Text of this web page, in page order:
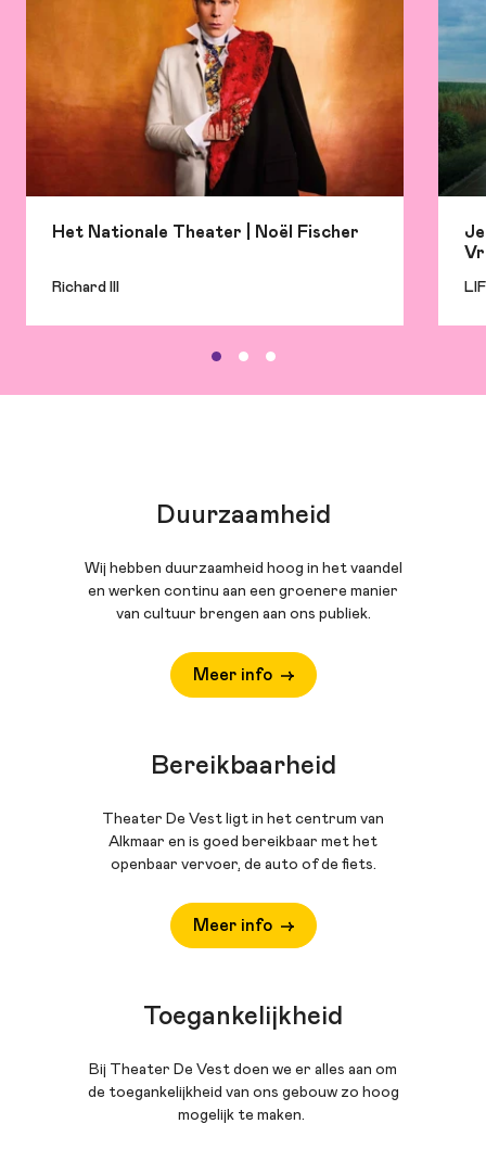
Het Nationale Theater | Noël Fischer
Richard III
Duurzaamheid
Wij hebben duurzaamheid hoog in het vaandel
en werken continu aan een groenere manier
van cultuur brengen aan ons publiek.
Meer info
Bereikbaarheid
Theater De Vest ligt in het centrum van
Alkmaar en is goed bereikbaar met het
openbaar vervoer, de auto of de fiets.
Meer info
Toegankelijkheid
Bij Theater De Vest doen we er alles aan om
de toegankelijkheid van ons gebouw zo hoog
mogelijk te maken.